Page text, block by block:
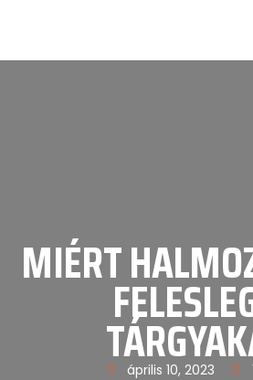
MIÉRT
április 10, 2023